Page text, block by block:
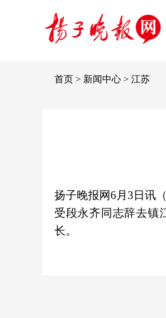
首页 > 新闻中心 > 江苏
扬子晚报网6月3日讯
受段永齐同志辞去镇
长。